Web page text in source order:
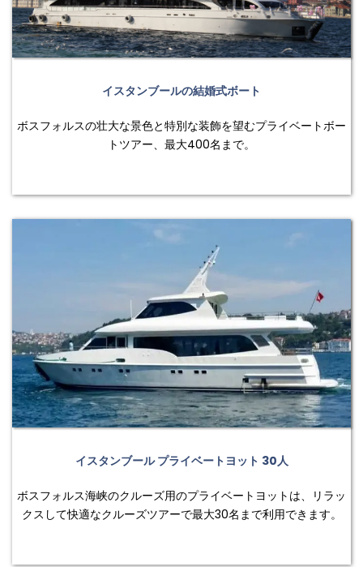
イスタンブールの結婚式ボート
ボスフォルスの壮大な景色と特別な装飾を望むプライベートボー
トツアー、最大400名まで。
イスタンブール プライベートヨット 30人
ボスフォルス海峡のクルーズ用のプライベートヨットは、リラッ
クスして快適なクルーズツアーで最大30名まで利用できます。